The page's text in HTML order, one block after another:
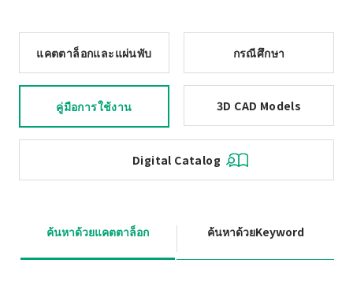
แคตตาล็อกและแผ่นพับ กรณีศึกษา
คู่มือการใช้งาน 3D CAD Models
Digital Catalog
ค้นหาด้วยแคตตาล็อก ค้นหาด้วยKeyword